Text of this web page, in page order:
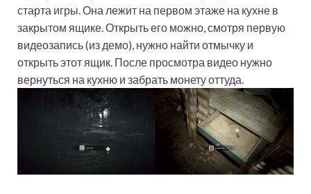
старта игры. Она лежит на первом этаже на кухне в
закрытом ящике. Открыть его можно, смотря первую
видеозапись (из демо), нужно найти отмычку и
открыть этот ящик. После просмотра видео нужно
вернуться на кухню и забрать монету оттуда.